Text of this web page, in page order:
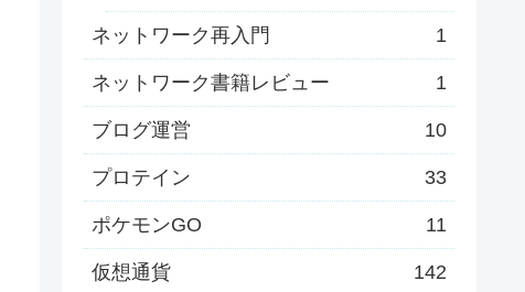
ネットワーク再入門 1
ネットワーク書籍レビュー 1
ブログ運営 10
プロテイン 33
ポケモンGO 11
仮想通貨 142